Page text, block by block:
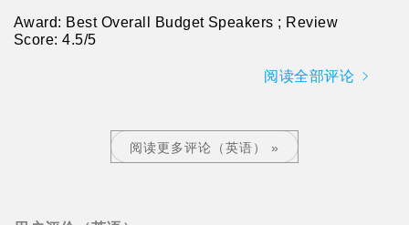
Award: Best Overall Budget Speakers ; Review
Score: 4.5/5
阅读全部评论
阅读更多评论（英语） »